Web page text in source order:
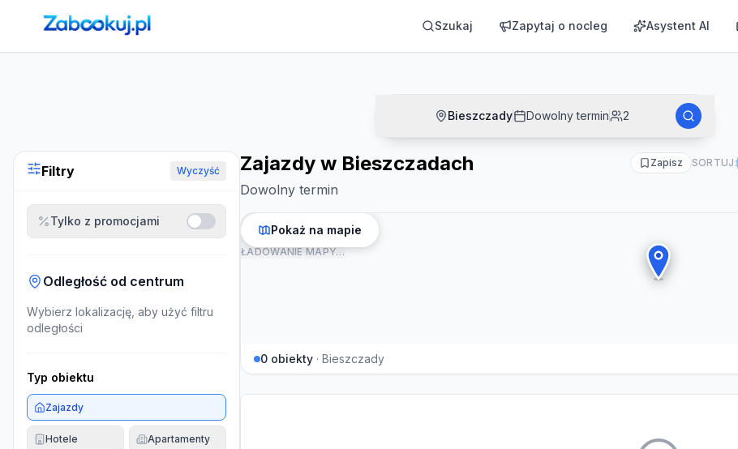
Strona główna ›Noclegi Szukaj Zapytaj o nocleg Asystent AI
Bieszczady Dowolny termin 2
Filtry Wyczyść
Tylko z promocjami
Odległość od centrum
Wybierz lokalizację, aby użyć filtru
odległości
Typ obiektu
Zajazdy
Hotele Apartamenty
Zajazdy w Bieszczadach
Dowolny termin
Zapisz SORTUJ:
ŁADOWANIE MAPY…
Pokaż na mapie
0 obiekty · Bieszczady